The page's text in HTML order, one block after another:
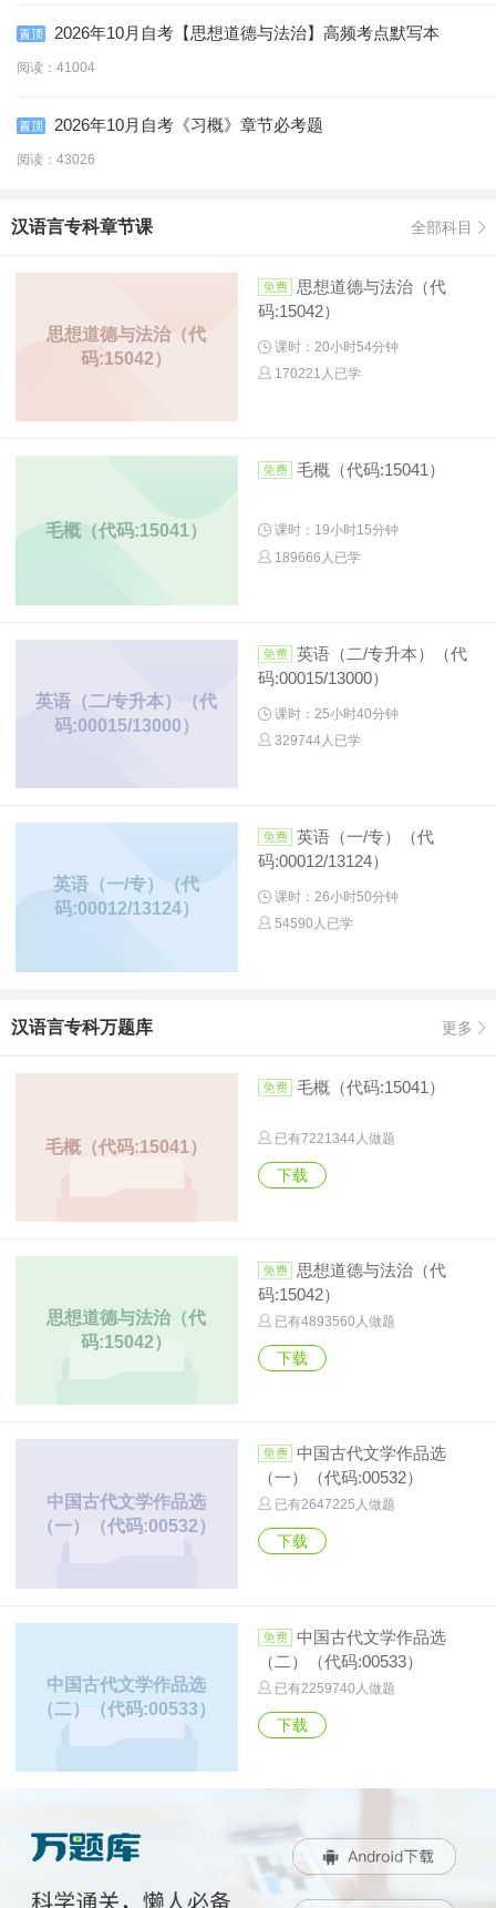
2026年10月自考【思想道德与法治】高频考点默写本
阅读：41004
2026年10月自考《习概》章节必考题
阅读：43026
汉语言专科章节课 全部科目
思想道德与法治（代
码:15042）
思想道德与法治（代
码:15042）
课时：20小时54分钟
170221人已学
毛概（代码:15041）
毛概（代码:15041）
课时：19小时15分钟
189666人已学
英语（二/专升本）（代
码:00015/13000）
英语（二/专升本）（代
码:00015/13000）
课时：25小时40分钟
329744人已学
英语（一/专）（代
码:00012/13124）
英语（一/专）（代
码:00012/13124）
课时：26小时50分钟
54590人已学
汉语言专科万题库 更多
毛概（代码:15041）
毛概（代码:15041）
已有7221344人做题
下载
思想道德与法治（代
码:15042）
码:15042）
已有4893560 人做题
下载
中国古代文学作品选
（一）（代码:00532）
中国古代文学作品选
（一）（代码:00532）
已有2647225 人做题
下载
中国古代文学作品选
（二）（代码:00533）
中国古代文学作品选
（二）（代码:00533）
已有2259740 人做题
下载